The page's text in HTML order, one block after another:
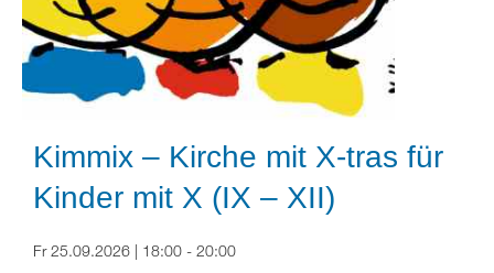
Kimmix – Kirche mit X-tras für
Kinder mit X (IX – XII)
Fr 25.09.2026 | 18:00 - 20:00